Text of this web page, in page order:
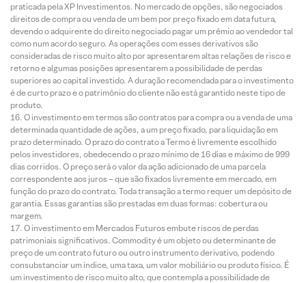
praticada pela XP Investimentos. No mercado de opções, são negociados
direitos de compra ou venda de um bem por preço fixado em data futura,
devendo o adquirente do direito negociado pagar um prêmio ao vendedor tal
como num acordo seguro. As operações com esses derivativos são
consideradas de risco muito alto por apresentarem altas relações de risco e
retorno e algumas posições apresentarem a possibilidade de perdas
superiores ao capital investido. A duração recomendada para o investimento
é de curto prazo e o patrimônio do cliente não está garantido neste tipo de
produto.
O investimento em termos são contratos para compra ou a venda de uma
determinada quantidade de ações, a um preço fixado, para liquidação em
prazo determinado. O prazo do contrato a Termo é livremente escolhido
pelos investidores, obedecendo o prazo mínimo de 16 dias e máximo de 999
dias corridos. O preço será o valor da ação adicionado de uma parcela
correspondente aos juros – que são fixados livremente em mercado, em
função do prazo do contrato. Toda transação a termo requer um depósito de
garantia. Essas garantias são prestadas em duas formas: cobertura ou
margem.
O investimento em Mercados Futuros embute riscos de perdas
patrimoniais significativos. Commodity é um objeto ou determinante de
preço de um contrato futuro ou outro instrumento derivativo, podendo
consubstanciar um índice, uma taxa, um valor mobiliário ou produto físico. É
um investimento de risco muito alto, que contempla a possibilidade de